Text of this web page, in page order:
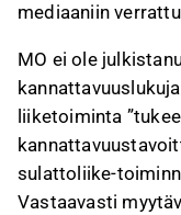
mediaaniin
MO ei ole
liiketoiminta
sulattoliike-
Vastaavasti